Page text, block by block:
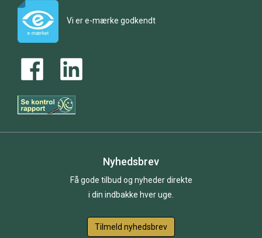
Vi er e-mærke godkendt
Nyhedsbrev
Få gode tilbud og nyheder direkte
i din indbakke hver uge.
Tilmeld nyhedsbrev